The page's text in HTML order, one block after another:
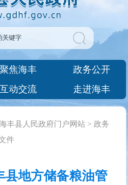
聚焦海丰
政务公开
互动交流 走进海丰
丰县人民政府门户网站 >政务
件
县地方储备粮油管